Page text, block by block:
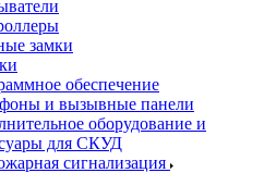
замки
обеспечение
и вызывные панели
оборудование и
для СКУД
сигнализация